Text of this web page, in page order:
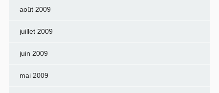
août 2009
juillet 2009
juin 2009
mai 2009